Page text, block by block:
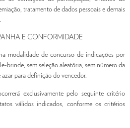
tratamento de dados pessoais e demais
E CONFORMIDADE
modalidade de concurso de indicações por
brinde, sem seleção aleatória, sem número da
para definição do vencedor.
exclusivamente pelo seguinte critério
válidos indicados, conforme os critérios